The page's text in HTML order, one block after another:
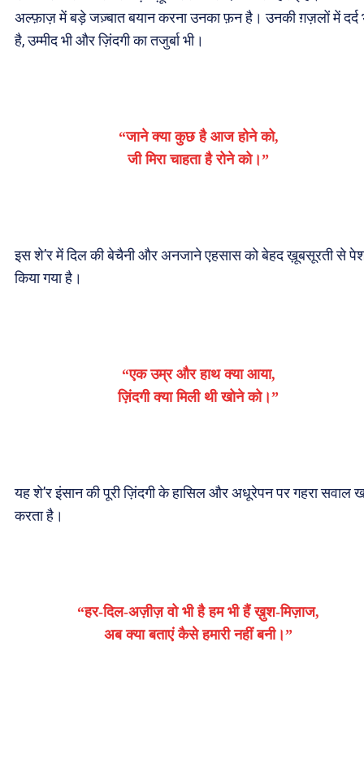
अल्फ़ाज़ में बड़े जज़्बात बयान करना उनका फ़न है। उनकी ग़ज़लों में दर्द
है, उम्मीद भी और ज़िंदगी का तजुर्बा भी।
“जाने क्या कुछ है आज होने को,
जी मिरा चाहता है रोने को।”
इस शे’र में दिल की बेचैनी और अनजाने एहसास को बेहद ख़ूबसूरती से
किया गया है।
“एक उम्र और हाथ क्या आया,
ज़िंदगी क्या मिली थी खोने को।”
यह शे’र इंसान की पूरी ज़िंदगी के हासिल और अधूरेपन पर गहरा सवाल
करता है।
“हर-दिल-अज़ीज़ वो भी है हम भी हैं ख़ुश-मिज़ाज,
अब क्या बताएं कैसे हमारी नहीं बनी।”